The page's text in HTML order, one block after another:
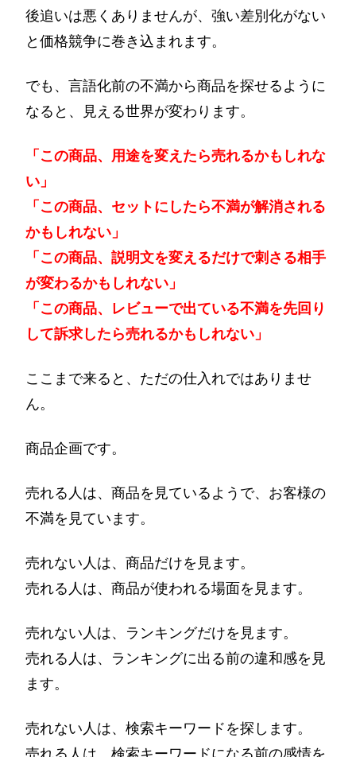
後追いは悪くありませんが、強い差別化がない
と価格競争に巻き込まれます。
でも、言語化前の不満から商品を探せるように
なると、見える世界が変わります。
「この商品、用途を変えたら売れるかもしれな
い」
「この商品、セットにしたら不満が解消される
かもしれない」
「この商品、説明文を変えるだけで刺さる相手
が変わるかもしれない」
「この商品、レビューで出ている不満を先回り
して訴求したら売れるかもしれない」
ここまで来ると、ただの仕入れではありませ
ん。
商品企画です。
売れる人は、商品を見ているようで、お客様の
不満を見ています。
売れない人は、商品だけを見ます。
売れる人は、商品が使われる場面を見ます。
売れない人は、ランキングだけを見ます。
売れる人は、ランキングに出る前の違和感を見
ます。
売れない人は、検索キーワードを探します。
売れる人は、検索キーワードになる前の感情を